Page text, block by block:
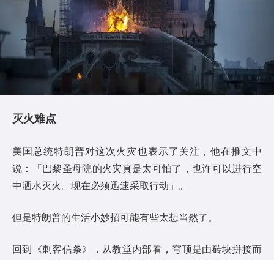
灭火难点
美国总统特朗普对这次火灾也表示了关注，他在推文中
说：「巴黎圣母院的火灾真是太可怕了，也许可以进行空
中洒水灭火。现在必须迅速采取行动」。
但是特朗普的生活小妙招可能有些太想当然了。
回到《刺客信条》，从教堂内部看，穹顶是由砖块拼接而